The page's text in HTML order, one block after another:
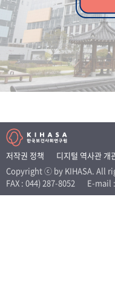
50 주년 기념
성과 50선 숫자로 보는
세계와 함께 한 KIHASA
VR 역사관
저작권 정책 디지털 역사관 개
Copyright ⓒ by KIHASA. All
FAX : 044) 287-8052
E-mail